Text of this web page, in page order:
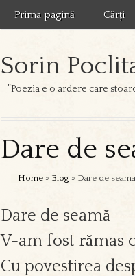
Prima pagină Cărți
Sorin
”Poezia e o ardere care
Dare de
Home » Blog » Dare de seama
Dare de seamă
V-am fost rămas
Cu povestirea